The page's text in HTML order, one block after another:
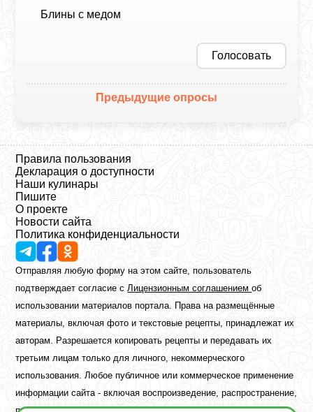
Блины с медом
Голосовать
Предыдущие опросы
Правила пользования
Декларация о доступности
Наши кулинары
Пишите
О проекте
Новости сайта
Политика конфиденциальности
Отправляя любую форму на этом сайте, пользователь
подтверждает согласие сЛицензионным соглашениемоб
использовании материалов портала. Права на размещённые
материалы, включая фото и текстовые рецепты, принадлежат их
авторам. Разрешается копировать рецепты и передавать их
третьим лицам только для личного, некоммерческого
использования. Любое публичное или коммерческое применение
информации сайта - включая воспроизведение, распространение,